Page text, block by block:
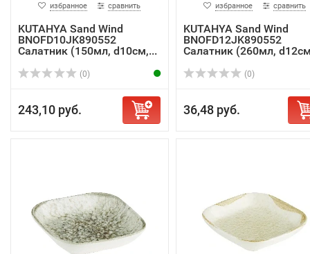
избранное сравнить
KUTAHYA Sand Wind
BNOFD10JK890552
Салатник (150мл, d10см,...
(0)
243,10 руб.
избранное сравнить
KUTAHYA Sand Wind
BNOFD12JK890552
Салатник (260мл,
(0)
36,48 руб.